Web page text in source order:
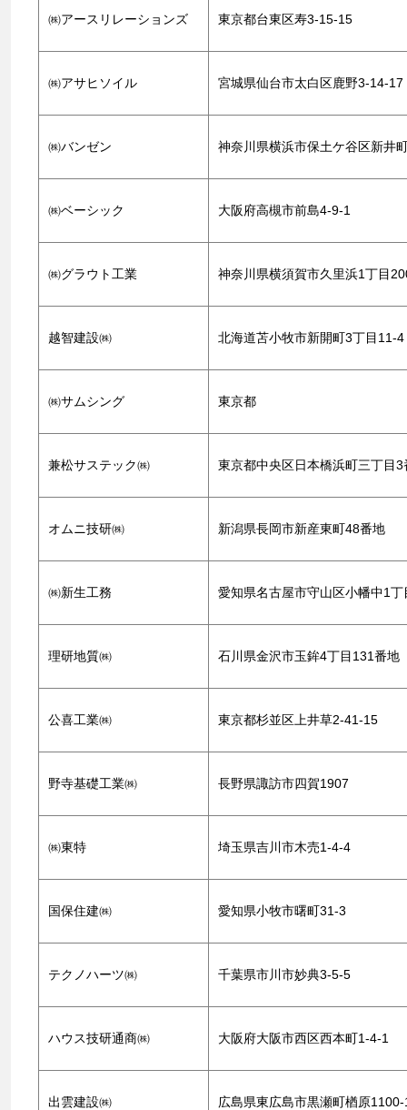
㈱アースリレーションズ 東京都台東区寿3-15-15
㈱アサヒソイル 宮城県仙台市太白区鹿野3-14-17
㈱バンゼン 神奈川県横浜市保土ケ谷区新井
㈱ベーシック 大阪府高槻市前島4-9-1
㈱グラウト工業 神奈川県横須賀市久里浜1丁目
越智建設㈱ 北海道苫小牧市新開町3丁目11-4
㈱サムシング 東京都
兼松サステック㈱ 東京都中央区日本橋浜町三丁目3
オムニ技研㈱ 新潟県長岡市新産東町48番地
㈱新生工務 愛知県名古屋市守山区小幡中1
理研地質㈱ 石川県金沢市玉鉾4丁目131番地
公喜工業㈱ 東京都杉並区上井草2-41-15
野寺基礎工業㈱ 長野県諏訪市四賀1907
㈱東特 埼玉県吉川市木売1-4-4
国保住建㈱ 愛知県小牧市曙町31-3
テクノハーツ㈱ 千葉県市川市妙典3-5-5
ハウス技研通商㈱ 大阪府大阪市西区西本町1-4-1
出雲建設㈱ 広島県東広島市黒瀬町楢原1100-